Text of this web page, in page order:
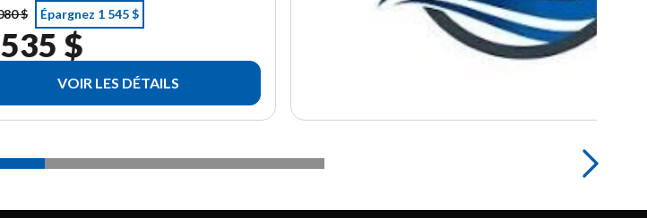
$ Épargnez 1 545 $
$
VOIR LES DÉTAILS